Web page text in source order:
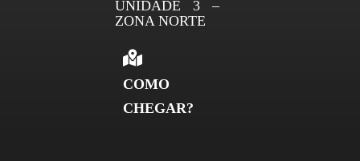
UNIDADE 3 –
ZONA NORTE
COMO
CHEGAR?